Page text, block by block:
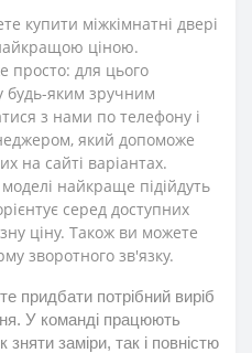
купити міжкімнатні двері
ціною.
просто: для цього
будь-яким зручним
з нами по телефону і
який допоможе
на сайті варіантах.
найкраще підійдуть
серед доступних
ціну. Також ви можете
зворотного зв'язку.
придбати потрібний виріб
У команді працюють
заміри, так і повністю